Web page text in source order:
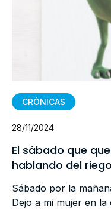
CRÓNICAS
28/11/2024
El sábado que
hablando del
Sábado por la
Dejo a mi mujer en la